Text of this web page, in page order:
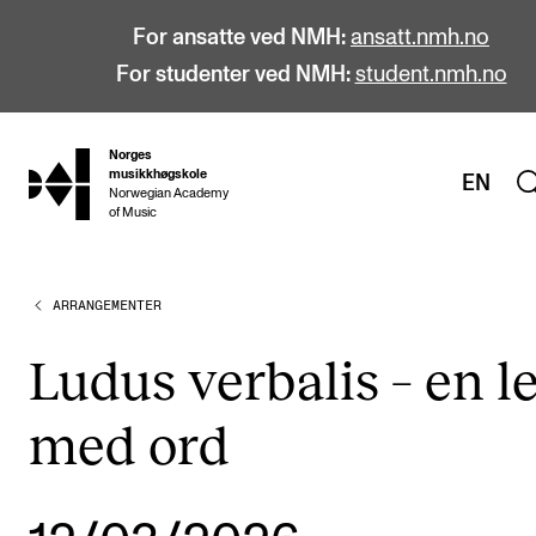
For ansatte ved NMH: ansatt.nmh.no
For studenter ved NMH: student.nmh.no
hjem
Norges
musikkhøgskole
Norwegian Academy
of Music
EN
STUDIER
Bachelor
Master
Årsstudium og videreutdanning
ARRANGEMENTER
Ludus verbalis – en
med ord